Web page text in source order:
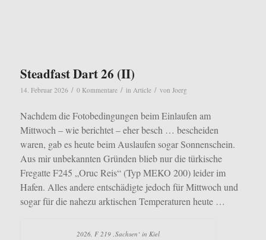
Steadfast Dart 26 (II)
14. Februar 2026 / 0 Kommentare / in Article / von Joerg
Nachdem die Fotobedingungen beim Einlaufen am
Mittwoch – wie berichtet – eher besch … bescheiden
waren, gab es heute beim Auslaufen sogar Sonnenschein.
Aus mir unbekannten Gründen blieb nur die türkische
Fregatte F245 „Oruc Reis“ (Typ MEKO 200) leider im
Hafen. Alles andere entschädigte jedoch für Mittwoch und
sogar für die nahezu arktischen Temperaturen heute …
2026, F 219 ‚Sachsen‘ in Kiel